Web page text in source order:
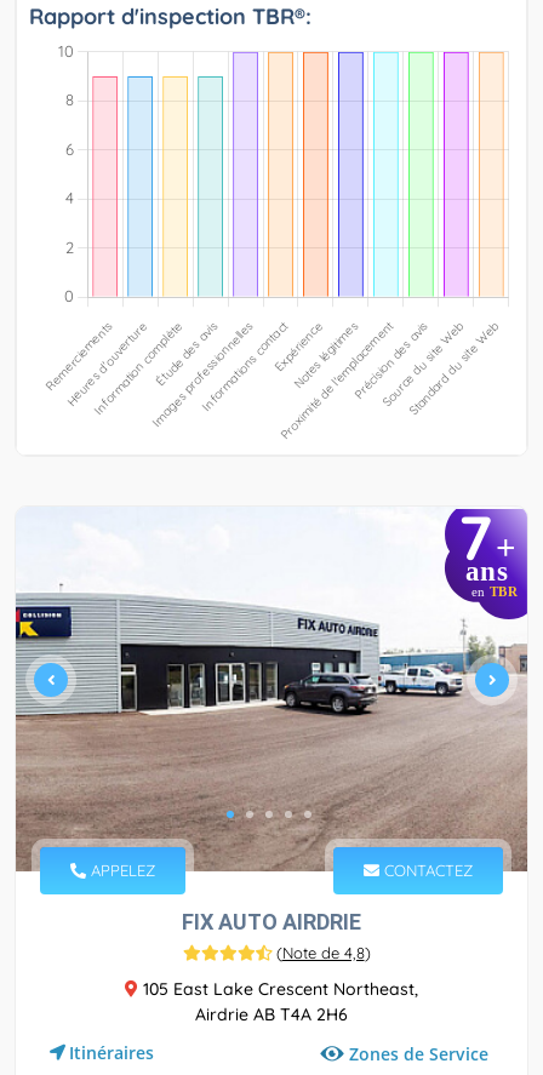
Rapport d'inspection TBR®:
7+
ans
en TBR
APPELEZ CONTACTEZ
FIX AUTO AIRDRIE
(Note de 4,8)
105 East Lake Crescent Northeast,
Airdrie AB T4A 2H6
Itinéraires Zones de Service